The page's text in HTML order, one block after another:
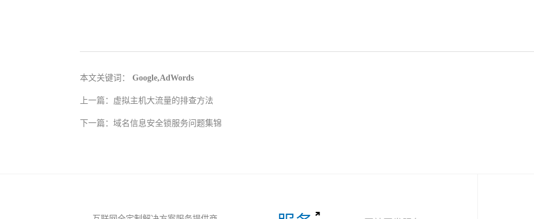
本文关键词： Google,AdWords
上一篇： 虚拟主机大流量的排查方法
下一篇：域名信息安全锁服务问题集锦